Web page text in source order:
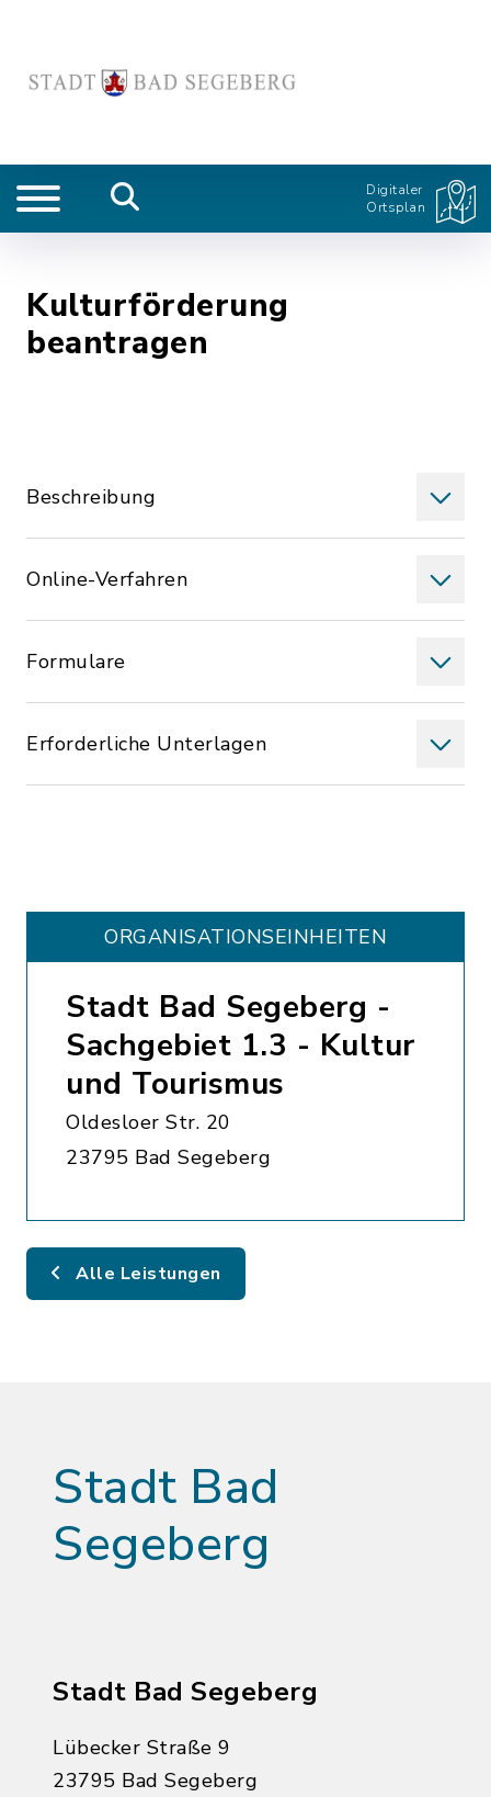
Digitaler
Ortsplan
Kulturförderung
beantragen
Beschreibung
Online-Verfahren
Formulare
Erforderliche Unterlagen
ORGANISATIONS­EINHEITEN
Stadt Bad Segeberg -
Sachgebiet 1.3 - Kultur
und Tourismus
Oldesloer Str. 20
23795 Bad Segeberg
Alle Leistungen
Stadt Bad
Segeberg
Stadt Bad Segeberg
Lübecker Straße 9
23795 Bad Segeberg